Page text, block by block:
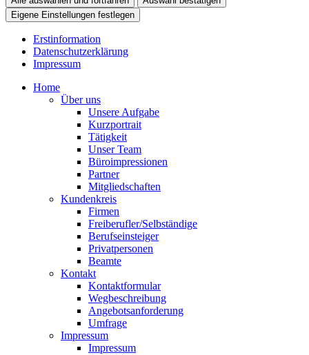
Eigene Einstellungen festlegen
Erstinformation
Datenschutzerklärung
Impressum
Home
Über uns
Unsere Aufgabe
Kurzportrait
Tätigkeit
Unser Team
Büroimpressionen
Partner
Mitgliedschaften
Kundenkreis
Firmen
Freiberufler/Selbständige
Berufseinsteiger
Privatpersonen
Beamte
Kontakt
Kontaktformular
Wegbeschreibung
Angebotsanforderung
Umfrage
Impressum
Impressum